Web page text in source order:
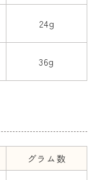
24g
36g
グラム数